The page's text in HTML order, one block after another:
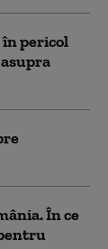
în pericol
În ce